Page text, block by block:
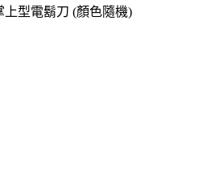
上型電鬍刀 (顏色隨機)